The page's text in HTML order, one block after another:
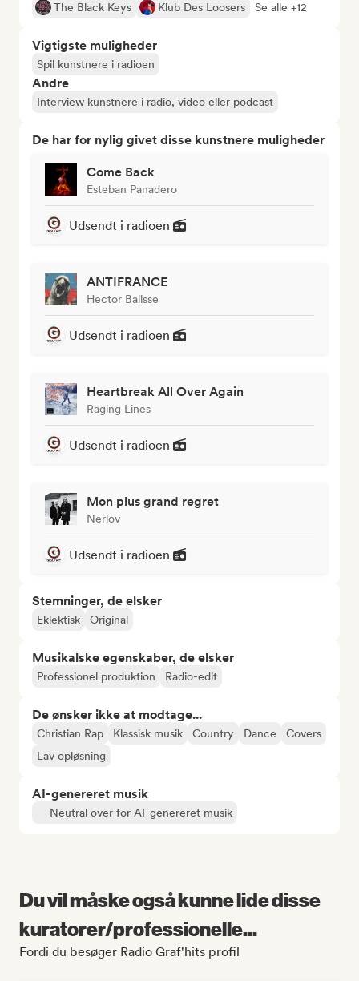
The Black Keys
Klub Des Loosers Se alle +12
Vigtigste muligheder
Spil kunstnere i radioen
Andre
Interview kunstnere i radio, video eller podcast
De har for nylig givet disse kunstnere muligheder
Come Back
Esteban Panadero
Udsendt i radioen
ANTIFRANCE
Hector Balisse
Udsendt i radioen
Heartbreak All Over Again
Raging Lines
Udsendt i radioen
Mon plus grand regret
Nerlov
Udsendt i radioen
Stemninger, de elsker
Eklektisk Original
Musikalske egenskaber, de elsker
Professionel produktion Radio-edit
De ønsker ikke at modtage...
Christian Rap Klassisk musik Country Dance
Covers
Lav opløsning
AI-genereret musik
Neutral over for AI-genereret musik
Du vil måske også kunne lide disse
kuratorer/professionelle...
Fordi du besøger Radio Graf'hits profil